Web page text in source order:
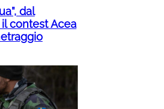
dal
contest Acea